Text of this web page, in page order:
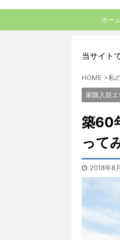
ホーム
当サイト
HOME >私
家購入前エ
築60
って
2018年8